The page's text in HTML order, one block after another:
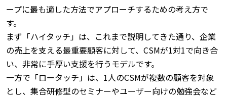
ープに最も適した方法でアプローチするための考え方で
す。
まず「ハイタッチ」は、これまで説明してきた通り、企業
の売上を支える最重要顧客に対して、CSMが1対1で向き合
い、非常に手厚い支援を行うモデルです。
一方で「ロータッチ」は、1人のCSMが複数の顧客を対象
とし、集合研修型のセミナーやユーザー向けの勉強会など